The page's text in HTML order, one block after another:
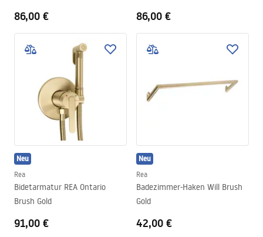
86,00 € 86,00 €
Neu
Rea
Bidetarmatur REA Ontario
Brush Gold
91,00 €
Neu
Rea
Badezimmer-Haken Will Brush
Gold
42,00 €